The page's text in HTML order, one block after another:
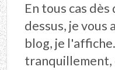
En tous cas dès
dessus, je vous
blog, je
tranquillement,